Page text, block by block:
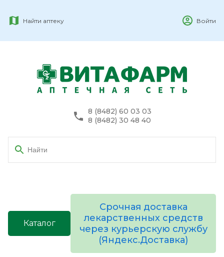
Найти аптеку Войти
8 (8482) 60 03 03
8 (8482) 30 48 40
Каталог
Срочная доставка
лекарственных средств
через курьерскую службу
(Яндекс.Доставка)